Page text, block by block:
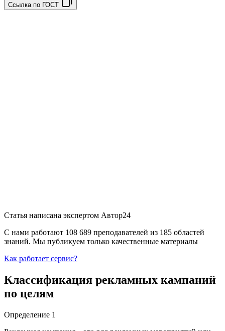
Ссылка по ГОСТ
Статья написана экспертом Автор24
С нами работают 108 689 преподавателей из 185 областей
знаний. Мы публикуем только качественные материалы
Как работает сервис?
Классификация рекламных кампаний
по целям
Определение 1